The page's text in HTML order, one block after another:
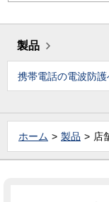
製品
携帯電話の電波防
ホーム 製品 店